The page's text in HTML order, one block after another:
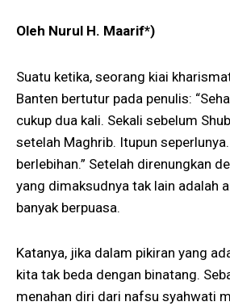
Oleh Nurul H. Maarif*)
Suatu ketika, seorang kiai
Banten bertutur pada penulis:
cukup dua kali. Sekali sebelum
setelah Maghrib. Itupun
berlebihan.” Setelah direnungkan
yang dimaksudnya tak lain adalah
banyak berpuasa.
Katanya, jika dalam pikiran yang
kita tak beda dengan binatang.
menahan diri dari nafsu syahwati